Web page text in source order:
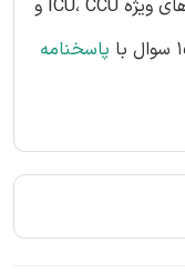
سوالات استخدامی بخش مراقبت های ویژه ICU، CCU و
پاسخنامه